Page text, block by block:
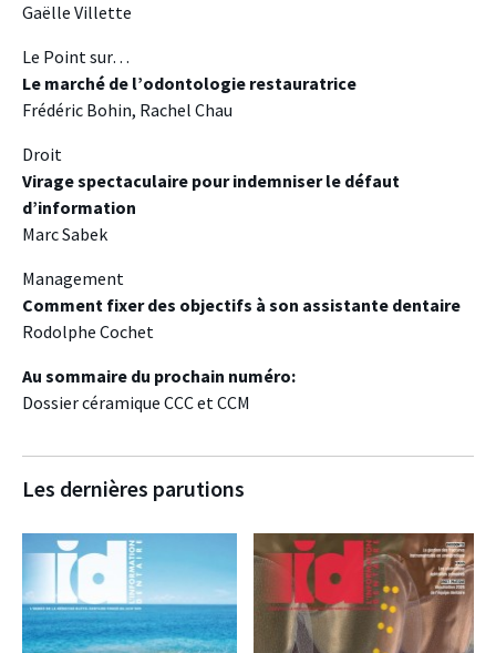
Gaëlle Villette
Le Point sur…
Le marché de l’odontologie restauratrice
Frédéric Bohin, Rachel Chau
Droit
Virage spectaculaire pour indemniser le défaut
d’information
Marc Sabek
Management
Comment fixer des objectifs à son assistante dentaire
Rodolphe Cochet
Au sommaire du prochain numéro:
Dossier céramique CCC et CCM
Les dernières parutions